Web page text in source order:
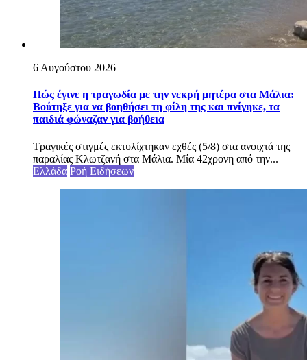
6 Αυγούστου 2026
Πώς έγινε η τραγωδία με την νεκρή μητέρα στα Μάλια:
Βούτηξε για να βοηθήσει τη φίλη της και πνίγηκε, τα
παιδιά φώναζαν για βοήθεια
Τραγικές στιγμές εκτυλίχτηκαν εχθές (5/8) στα ανοιχτά της
παραλίας Κλωτζανή στα Μάλια. Μία 42χρονη από την...
Ελλάδα Ροή Ειδήσεων